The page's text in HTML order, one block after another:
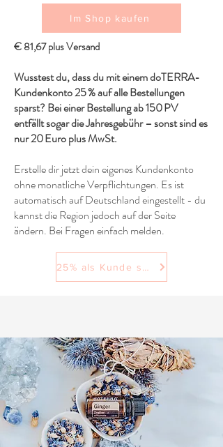
Im Shop kaufen
€ 81,67 plus Versand
Wusstest du, dass du mit einem doTERRA-
Kundenkonto 25 % auf alle Bestellungen
sparst? Bei einer Bestellung ab 150 PV
entfällt sogar die Jahresgebühr – sonst sind es
nur 20 Euro plus MwSt.
Erstelle dir jetzt dein eigenes Kundenkonto
ohne monatliche Verpflichtungen. Es ist
automatisch auf Deutschland eingestellt - du
kannst die Region jedoch auf der Seite
ändern. Bei Fragen einfach melden.
25% als Kunde sparen